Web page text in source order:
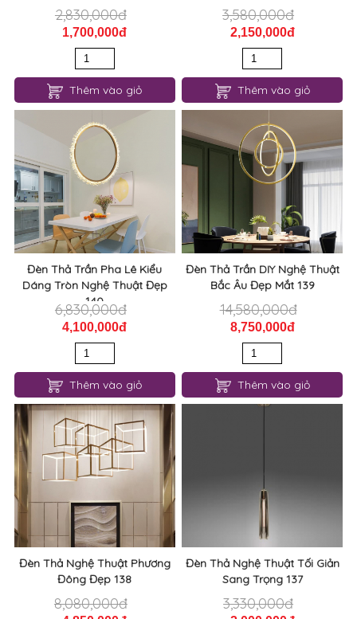
2,830,000đ
1,700,000đ
Thêm vào giỏ
3,580,000đ
2,150,000đ
Thêm vào giỏ
Đèn Thả Trần Pha Lê Kiểu
Dáng Tròn Nghệ Thuật Đẹp
140
6,830,000đ
4,100,000đ
Thêm vào giỏ
Đèn Thả Trần DIY Nghệ Thuật
Bắc Âu Đẹp Mắt 139
14,580,000đ
8,750,000đ
Thêm vào giỏ
Đèn Thả Nghệ Thuật Phương
Đông Đẹp 138
8,080,000đ
Đèn Thả Nghệ Thuật Tối Giản
Sang Trọng 137
3,330,000đ